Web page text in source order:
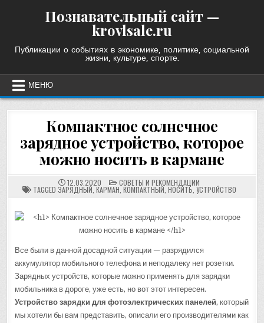
Познавательный сайт —
krovlsale.ru
Публикации о событиях в экономике, политике, социальной
жизни, культуре, спорте.
МЕНЮ
Компактное солнечное
зарядное устройство, которое
можно носить в кармане
12.03.2020 POSTED
IN
СОВЕТЫ И РЕКОМЕНДАЦИИ
TAGGED ЗАРЯДНЫЙ КАРМАН КОМПАКТНЫЙ НОСИТЬ УСТРОЙСТВО
Все были в данной досадной ситуации — разрядился
аккумулятор мобильного телефона и неподалеку нет розетки.
Зарядных устройств, которые можно применять для зарядки
мобильника в дороге, уже есть, но вот этот интересен.
Устройство зарядки для фотоэлектрических панелей, который
мы хотели бы вам представить, описали его производителями как